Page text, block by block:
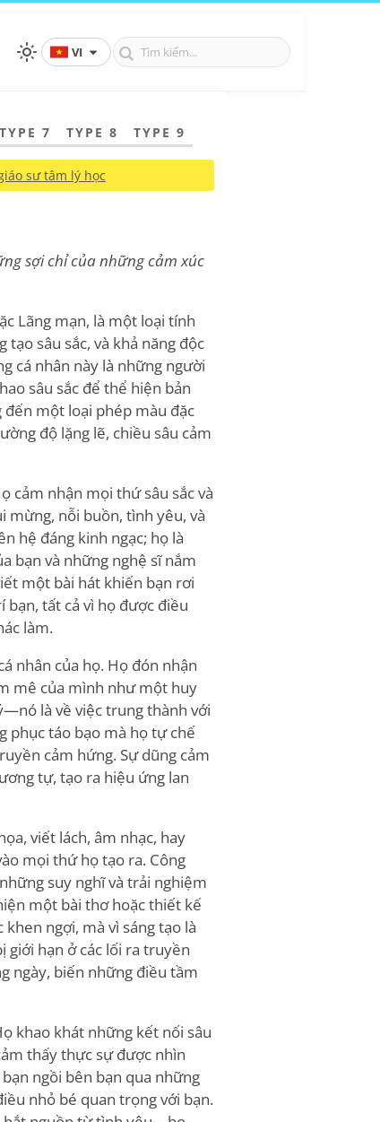
VI
TYPE 7 TYPE 8 TYPE 9
sư tâm lý học
sợi chỉ của những cảm xúc
Lãng mạn, là một loại tính
sâu sắc, và khả năng độc
cá nhân này là những người
sâu sắc để thể hiện bản
một loại phép màu đặc
độ lặng lẽ, chiều sâu cảm
cảm nhận mọi thứ sâu sắc và
nỗi buồn, tình yêu, và
hệ đáng kinh ngạc; họ là
bạn và những nghệ sĩ nắm
một bài hát khiến bạn rơi
tất cả vì họ được điều
làm.
nhân của họ. Họ đón nhận
mê của mình như một huy
là về việc trung thành với
phục táo bạo mà họ tự chế
cảm hứng. Sự dũng cảm
tự, tạo ra hiệu ứng lan
viết lách, âm nhạc, hay
mọi thứ họ tạo ra. Công
suy nghĩ và trải nghiệm
một bài thơ hoặc thiết kế
ngợi, mà vì sáng tạo là
giới hạn ở các lối ra truyền
ngày, biến những điều tầm
khao khát những kết nối sâu
thấy thực sự được nhìn
ngồi bên bạn qua những
nhỏ bé quan trọng với bạn.